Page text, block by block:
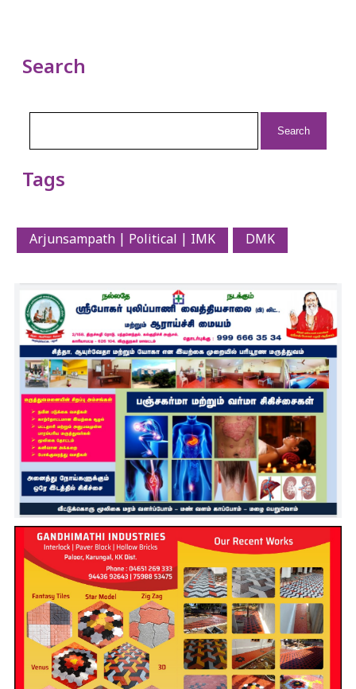
Search
Tags
Arjunsampath | Political | IMK DMK